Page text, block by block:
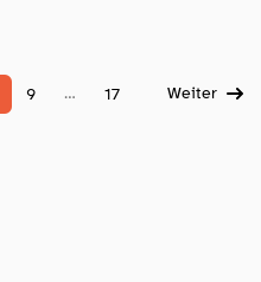
9 … 17 Weiter